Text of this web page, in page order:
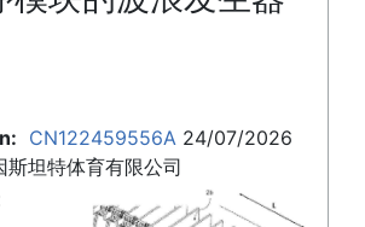
CN122459556A 24/07/2026
斯坦特体育有限公司